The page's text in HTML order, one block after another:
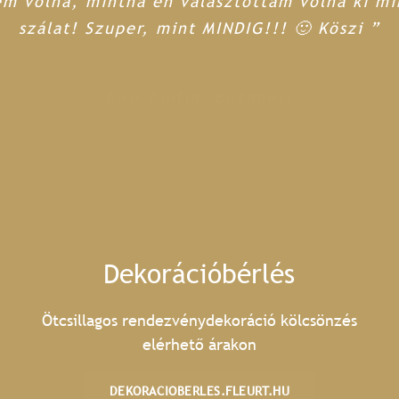
szálat! Szuper, mint MINDIG!!! 🙂 Köszi ”
Dekorációbérlés
Ötcsillagos rendezvénydekoráció kölcsönzés
elérhető árakon
DEKORACIOBERLES.FLEURT.HU